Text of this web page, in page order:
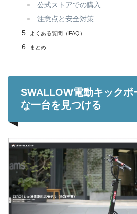
公式ストアでの購入
注意点と安全対策
よくある質問（FAQ）
まとめ
SWALLOW電動キックボ
な一台を見つける